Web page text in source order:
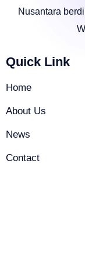
Nusantara
Quick Link
Home
About Us
News
Contact